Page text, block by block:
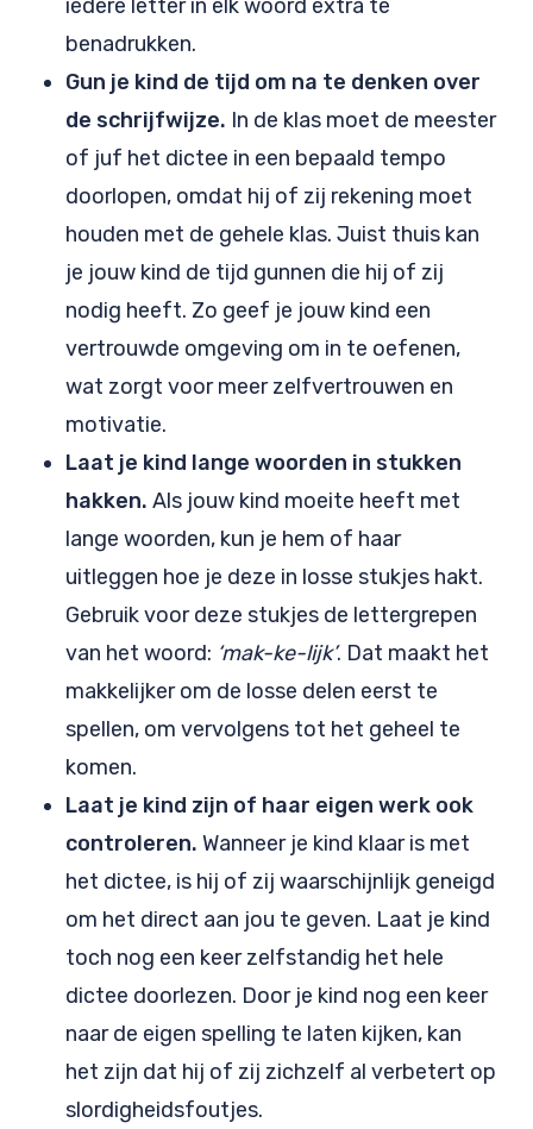
iedere letter in elk woord extra te
benadrukken.
Gun je kind de tijd om na te denken over
de schrijfwijze. In de klas moet de meester
of juf het dictee in een bepaald tempo
doorlopen, omdat hij of zij rekening moet
houden met de gehele klas. Juist thuis kan
je jouw kind de tijd gunnen die hij of zij
nodig heeft. Zo geef je jouw kind een
vertrouwde omgeving om in te oefenen,
wat zorgt voor meer zelfvertrouwen en
motivatie.
Laat je kind lange woorden in stukken
hakken. Als jouw kind moeite heeft met
lange woorden, kun je hem of haar
uitleggen hoe je deze in losse stukjes hakt.
Gebruik voor deze stukjes de lettergrepen
van het woord: ‘mak-ke-lijk’. Dat maakt het
makkelijker om de losse delen eerst te
spellen, om vervolgens tot het geheel te
komen.
Laat je kind zijn of haar eigen werk ook
controleren. Wanneer je kind klaar is met
het dictee, is hij of zij waarschijnlijk geneigd
om het direct aan jou te geven. Laat je kind
toch nog een keer zelfstandig het hele
dictee doorlezen. Door je kind nog een keer
naar de eigen spelling te laten kijken, kan
het zijn dat hij of zij zichzelf al verbetert op
slordigheidsfoutjes.